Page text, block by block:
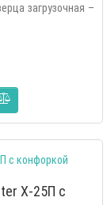
загрузочная –
X-25П с